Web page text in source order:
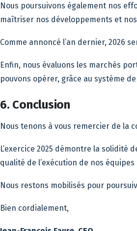
Nous poursuivons également nos
maîtriser nos développements et
Comme annoncé l’an dernier, 2026
Enfin, nous évaluons les marchés
pouvons opérer, grâce au système
6. Conclusion
Nous tenons à vous remercier de la
L’exercice 2025 démontre la solidité
qualité de l’exécution de nos
Nous restons mobilisés pour
Bien cordialement,